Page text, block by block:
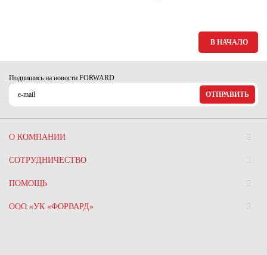
В НАЧАЛО
Подпишись на новости FORWARD
ОТПРАВИТЬ
О КОМПАНИИ
СОТРУДНИЧЕСТВО
ПОМОЩЬ
ООО «УК «ФОРВАРД»